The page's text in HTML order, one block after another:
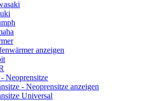
anzeigen
Neoprensitze
- Neoprensitze anzeigen
Universal